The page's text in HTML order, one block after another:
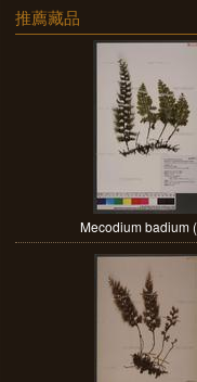
推薦藏品
Mecodium badium